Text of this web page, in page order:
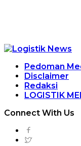
Pedoman
Disclaimer
Redaksi
LOGISTIK
Connect With Us